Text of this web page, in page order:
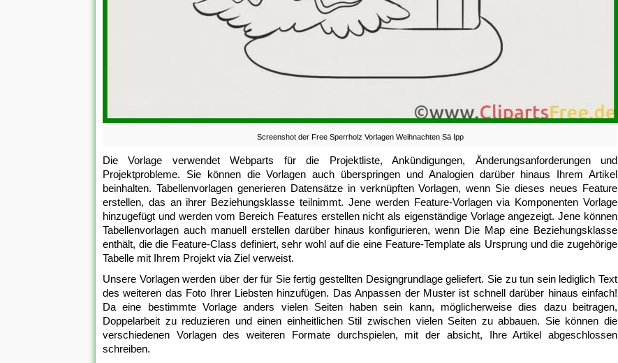
Screenshot der Free Sperrholz Vorlagen Weihnachten Sä Ipp
Die Vorlage verwendet Webparts für die Projektliste, Ankündigungen, Änderungsanforderungen und
Projektprobleme. Sie können die Vorlagen auch überspringen und Analogien darüber hinaus Ihrem Artikel
beinhalten. Tabellenvorlagen generieren Datensätze in verknüpften Vorlagen, wenn Sie dieses neues Feature
erstellen, das an ihrer Beziehungsklasse teilnimmt. Jene werden Feature-Vorlagen via Komponenten Vorlage
hinzugefügt und werden vom Bereich Features erstellen nicht als eigenständige Vorlage angezeigt. Jene können
Tabellenvorlagen auch manuell erstellen darüber hinaus konfigurieren, wenn Die Map eine Beziehungsklasse
enthält, die die Feature-Class definiert, sehr wohl auf die eine Feature-Template als Ursprung und die zugehörige
Tabelle mit Ihrem Projekt via Ziel verweist.
Unsere Vorlagen werden über der für Sie fertig gestellten Designgrundlage geliefert. Sie zu tun sein lediglich Text
des weiteren das Foto Ihrer Liebsten hinzufügen. Das Anpassen der Muster ist schnell darüber hinaus einfach!
Da eine bestimmte Vorlage anders vielen Seiten haben sein kann, möglicherweise dies dazu beitragen,
Doppelarbeit zu reduzieren und einen einheitlichen Stil zwischen vielen Seiten zu abbauen. Sie können die
verschiedenen Vorlagen des weiteren Formate durchspielen, mit der absicht, Ihre Artikel abgeschlossen
schreiben.